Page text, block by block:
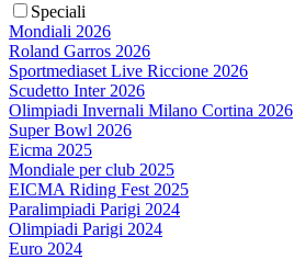
Speciali
Mondiali 2026
Roland Garros 2026
Sportmediaset Live Riccione 2026
Scudetto Inter 2026
Olimpiadi Invernali Milano Cortina 2026
Super Bowl 2026
Eicma 2025
Mondiale per club 2025
EICMA Riding Fest 2025
Paralimpiadi Parigi 2024
Olimpiadi Parigi 2024
Euro 2024